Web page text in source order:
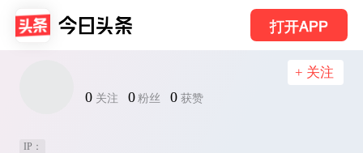
打开APP
0 关注 0 粉丝 0 获赞
+ 关注
IP：